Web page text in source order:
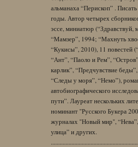
альманаха “Перископ” .
годы. Автор четырех
эссе, миниатюр (“Здравствуй,
“Мамзер”, 1994; “Махнуть
“Кукисы”, 2010), 11 повестей
“Ант”, “Паоло и Рем”,
карлик”, “Предчувствие
“Следы у моря”, “Немо”),
автобиографического
пути”. Лауреат нескольких
номинант "Русского Букера
журналах "Новый мир",
улица” и других.